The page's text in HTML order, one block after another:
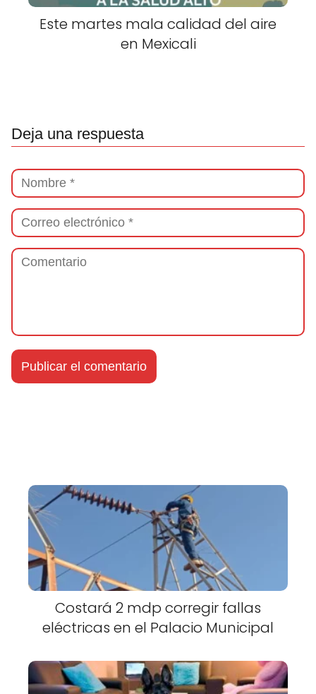
Este martes mala calidad del aire
en Mexicali
Deja una respuesta
Costará 2 mdp corregir fallas
eléctricas en el Palacio Municipal